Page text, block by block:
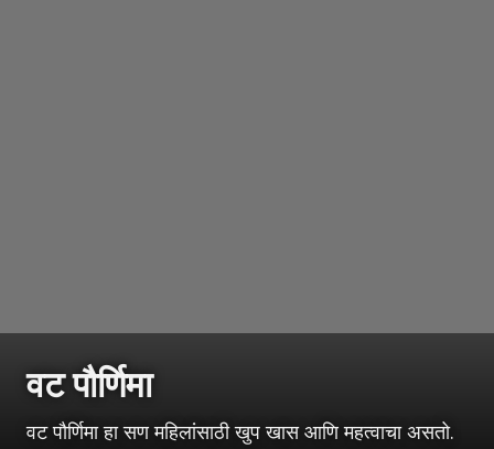
वट पौर्णिमा
वट पौर्णिमा हा सण महिलांसाठी खुप खास आणि महत्वाचा असतो.